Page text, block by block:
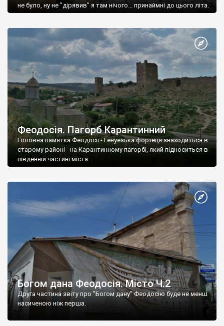
не було, ну не "дірявив" я там нічого... принаймні до цього літа.
Феодосія. Пагорб Карантинний
Головна памятка Феодосії - Генуезька фортеця знаходиться в
старому районі - на Карантинному пагорбі, який підноситься в
південній частині міста.
Богом дана Феодосія. Місто Ч.2
Друга частина звіту про "Богом дану" Феодосію буде не менш
насиченою ніж перша.